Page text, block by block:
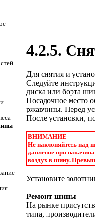
4.2.5.
Для снятия и
Следуйте
диска или борта
Посадочное место
ржавчины. Перед
После установки,
ВНИМАНИЕ
Не наклоняйтесь над
давление при
воздух в шину.
Установите
Ремонт шины
На рынке
типа,